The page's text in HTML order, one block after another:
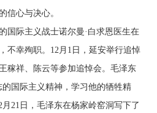
信心与决心。
际主义战士诺尔曼·白求恩医生在
不幸殉职。12月1日，延安举行追悼
稼祥、陈云等参加追悼会。毛泽东
国际主义精神，学习他的牺牲精
21日，毛泽东在杨家岭窑洞写下了